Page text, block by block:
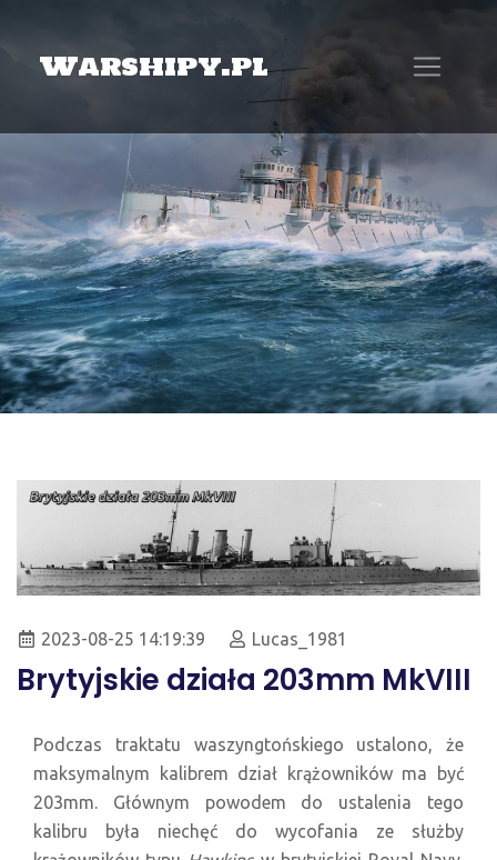
Warshipy.pl
2023-08-25 14:19:39 Lucas_1981
Brytyjskie działa 203mm MkVIII
Podczas traktatu waszyngtońskiego ustalono, że
maksymalnym kalibrem dział krążowników ma być
203mm. Głównym powodem do ustalenia tego
kalibru była niechęć do wycofania ze służby